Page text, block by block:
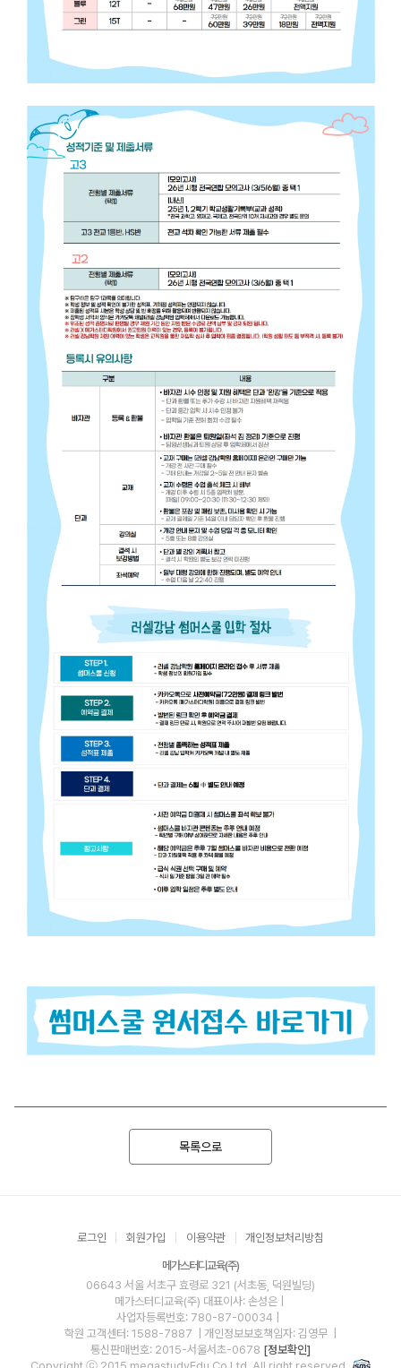
목록으로
로그인 회원가입 이용약관 개인정보처리방침
메가스터디교육(주)
06643 서울 서초구 효령로 321 (서초동, 덕원빌딩)
메가스터디교육(주) 대표이사: 손성은 |
사업자등록번호: 780-87-00034
학원 고객센터: 1588-7887
| 개인정보보호책임자: 김영무
통신판매번호: 2015-서울서초-0678 [정보확인]